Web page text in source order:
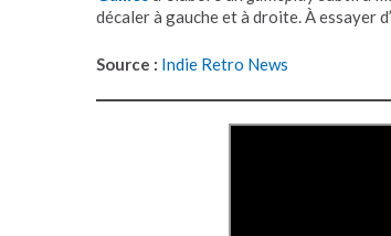
décaler à gauche et à droite. À essayer
Source : Indie Retro News